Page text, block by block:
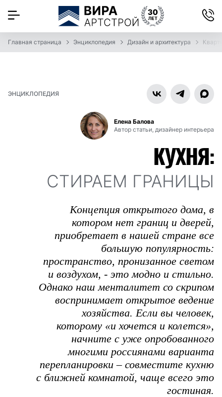
Главная страница Энциклопедия Дизайн и архитектура
ЭНЦИКЛОПЕДИЯ
Елена Балова
Автор статьи, дизайнер интерьера
КУХНЯ:
СТИРАЕМ ГРАНИЦЫ
Концепция открытого дома, в
котором нет границ и дверей,
приобретает в нашей стране все
большую популярность:
пространство, пронизанное светом
и воздухом, - это модно и стильно.
Однако наш менталитет со скрипом
воспринимает открытое ведение
хозяйства. Если вы человек,
которому «и хочется и колется»,
начните с уже опробованного
многими россиянами варианта
перепланировки – совместите кухню
с ближней комнатой, чаще всего это
гостиная.